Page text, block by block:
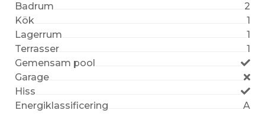
Badrum
2
Kök
1
Lagerrum
1
Terrasser
1
Gemensam pool
Garage
Hiss
Energiklassificering
A